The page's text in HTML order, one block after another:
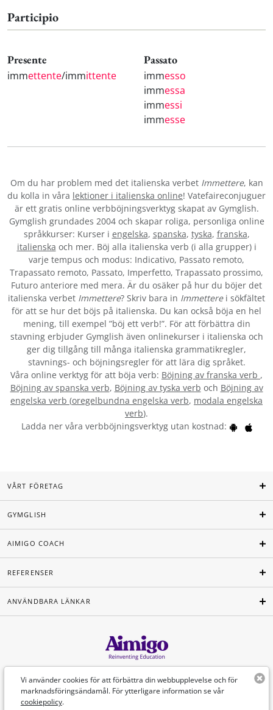
Participio
Presente
immettente/immittente
Passato
immesso
immessa
immessi
immesse
Om du har problem med det italienska verbet Immettere, kan
du kolla in våra lektioner i italienska online! Vatefaireconjuguer
är ett gratis online verbböjningsverktyg skapat av Gymglish.
Gymglish grundades 2004 och skapar roliga, personliga online
språkkurser: Kurser i engelska, spanska, tyska, franska,
italienska och mer. Böj alla italienska verb (i alla grupper) i
varje tempus och modus: Indicativo, Passato remoto,
Trapassato remoto, Passato, Imperfetto, Trapassato prossimo,
Futuro anteriore med mera. Är du osäker på hur du böjer det
italienska verbet Immettere? Skriv bara in Immetterei sökfältet
för att se hur det böjs på italienska. Du kan också böja en hel
mening, till exempel ”böj ett verb!”. För att förbättra din
stavning erbjuder Gymglish även onlinekurser i italienska och
ger dig tillgång till många italienska grammatikregler,
stavnings- och böjningsregler för att lära dig språket.
Våra online verktyg för att böja verb: Böjning av franska verb ,
Böjning av spanska verb, Böjning av tyska verb och Böjning av
engelska verb (oregelbundna engelska verb, modala engelska
verb).
Ladda ner våra verbböjningsverktyg utan kostnad:
Vi använder cookies för att förbättra din webbupplevelse och för
marknadsföringsändamål. För ytterligare information se vår
cookiepolicy.
VÅRT FÖRETAG
GYMGLISH
AIMIGO COACH
REFERENSER
ANVÄNDBARA LÄNKAR
Svenska